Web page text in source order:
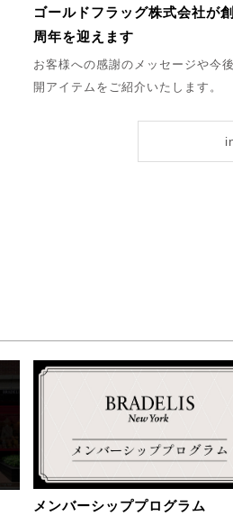
ゴールドフラッグ株式会社が
周年を迎えます
お客様への感謝のメッセージや今
開アイテムをご紹介いたします。
メンバーシッププログラム